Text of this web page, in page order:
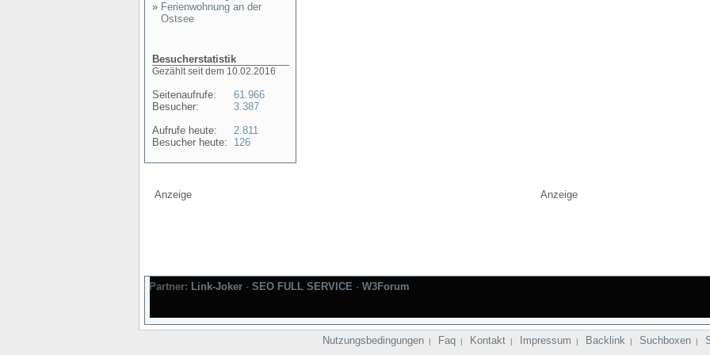
» Ferienwohnung an der
Ostsee
Besucherstatistik
Gezählt seit dem 10.02.2016
Seitenaufrufe:
Besucher:
Aufrufe heute:
Besucher heute:
61.966
3.387
2.811
126
Anzeige Anzeige
Partner: Link-Joker - SEO FULL SERVICE - W3Forum
Nutzungsbedingungen | Faq | Kontakt | Impressum | Backlink | Suchboxen |